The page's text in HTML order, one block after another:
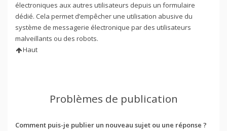
électroniques aux autres utilisateurs depuis un formulaire
dédié. Cela permet d’empêcher une utilisation abusive du
système de messagerie électronique par des utilisateurs
malveillants ou des robots.
Haut
Problèmes de publication
Comment puis-je publier un nouveau sujet ou une réponse ?